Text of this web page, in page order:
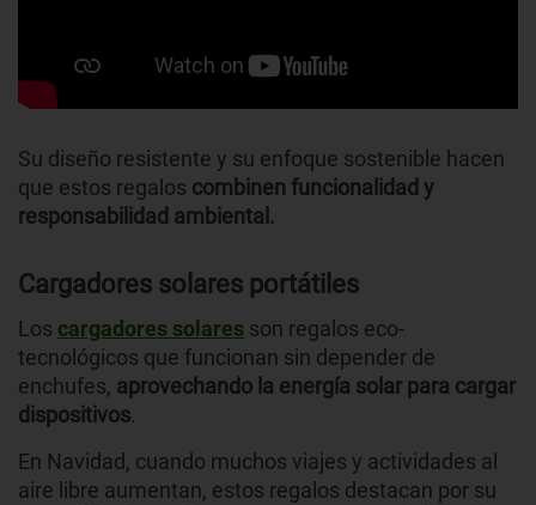
Su diseño resistente y su enfoque sostenible hacen
que estos regalos combinen funcionalidad y
responsabilidad ambiental.
Cargadores solares portátiles
Los cargadores solares son regalos eco-
tecnológicos que funcionan sin depender de
enchufes, aprovechando la energía solar para cargar
dispositivos.
En Navidad, cuando muchos viajes y actividades al
aire libre aumentan, estos regalos destacan por su